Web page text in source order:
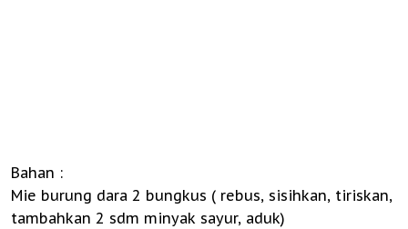
Bahan :
Mie burung dara 2 bungkus ( rebus, sisihkan, tiriskan,
tambahkan 2 sdm minyak sayur, aduk)